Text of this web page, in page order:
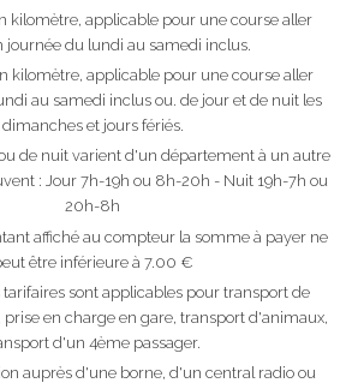
kilomètre, applicable pour une course aller
journée du lundi au samedi inclus.
kilomètre, applicable pour une course aller
au samedi inclus ou. de jour et de nuit les
dimanches et jours fériés.
de nuit varient d'un département à un autre
: Jour 7h-19h ou 8h-20h - Nuit 19h-7h ou
20h-8h
affiché au compteur la somme à payer ne
être inférieure à 7.00 €
sont applicables pour transport de
prise en charge en gare, transport d'animaux,
d'un 4ème passager.
auprès d'une borne, d'un central radio ou